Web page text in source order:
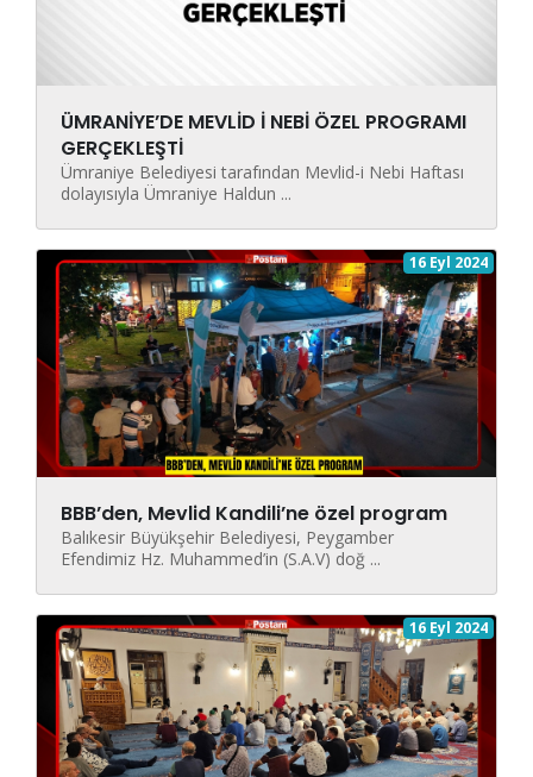
ÜMRANİYE’DE MEVLİD İ NEBİ ÖZEL PROGRAMI
GERÇEKLEŞTİ
Ümraniye Belediyesi tarafından Mevlid-i Nebi Haftası
dolayısıyla Ümraniye Haldun ...
16 Eyl 2024
BBB’den, Mevlid Kandili’ne özel program
Balıkesir Büyükşehir Belediyesi, Peygamber
Efendimiz Hz. Muhammed’in (S.A.V) doğ ...
16 Eyl 2024